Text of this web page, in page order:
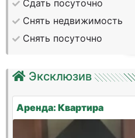
Сдать посуточно
Снять недвижимость
Снять посуточно
Эксклюзив
Аренда: Квартира